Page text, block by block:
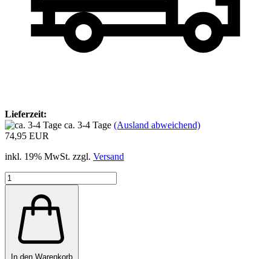
Lieferzeit:
ca. 3-4 Tage (Ausland abweichend)
74,95 EUR
inkl. 19% MwSt. zzgl. Versand
In den Warenkorb